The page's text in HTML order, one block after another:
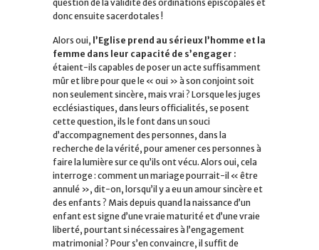
question de la validité des ordinations épiscopales et
donc ensuite sacerdotales !
Alors oui, l’Eglise prend au sérieux l’homme et la
femme dans leur capacité de s’engager :
étaient-ils capables de poser un acte suffisamment
mûr et libre pour que le « oui » à son conjoint soit
non seulement sincère, mais vrai ? Lorsque les juges
ecclésiastiques, dans leurs officialités, se posent
cette question, ils le font dans un souci
d’accompagnement des personnes, dans la
recherche de la vérité, pour amener ces personnes à
faire la lumière sur ce qu’ils ont vécu. Alors oui, cela
interroge : comment un mariage pourrait-il « être
annulé », dit-on, lorsqu’il y a eu un amour sincère et
des enfants ? Mais depuis quand la naissance d’un
enfant est signe d’une vraie maturité et d’une vraie
liberté, pourtant si nécessaires à l’engagement
matrimonial ? Pour s’en convaincre, il suffit de